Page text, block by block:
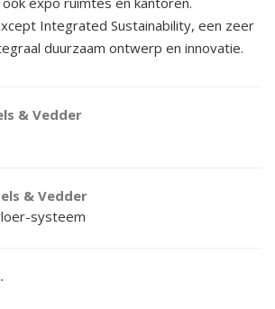
Integrated Sustainability, een zeer
duurzaam ontwerp en innovatie.
& Vedder
& Vedder
systeem